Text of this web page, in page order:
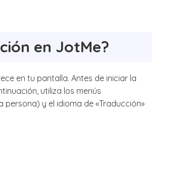
en JotMe?
en tu pantalla. Antes de iniciar la
utiliza los menús
y el idioma de «Traducción»